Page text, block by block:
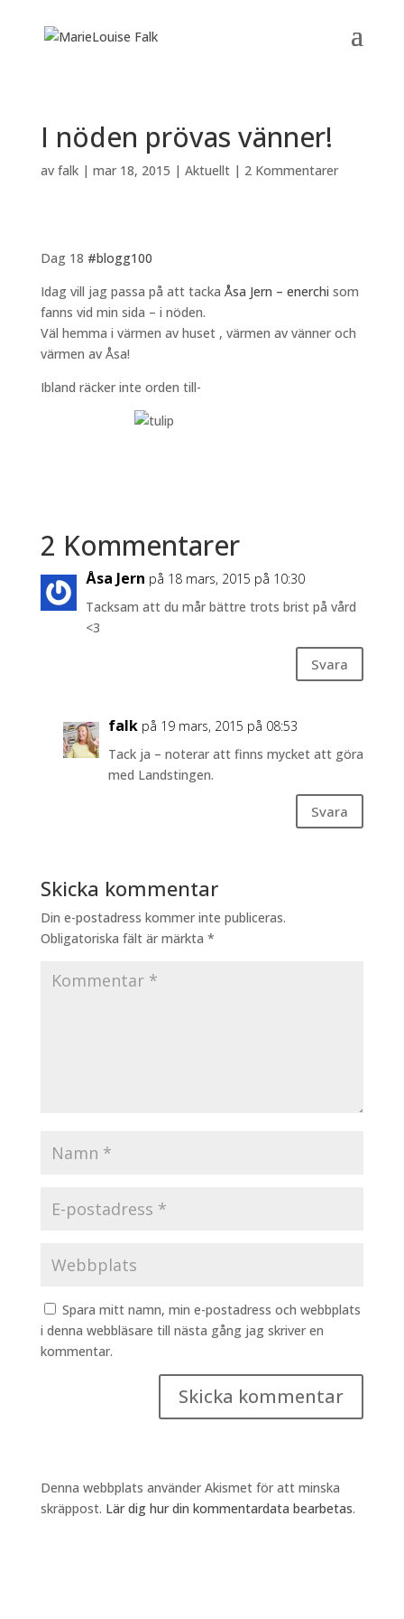
I nöden prövas vänner!
av falk| mar 18, 2015 | Aktuellt| 2 Kommentarer
Dag 18 #blogg100
Idag vill jag passa på att tacka Åsa Jern – enerchi som
fanns vid min sida – i nöden.
Väl hemma i värmen av huset , värmen av vänner och
värmen av Åsa!
Ibland räcker inte orden till-
2 Kommentarer
Åsa Jern på 18 mars, 2015 på 10:30
Tacksam att du mår bättre trots brist på vård
<3
Svara
falk på 19 mars, 2015 på 08:53
Tack ja – noterar att finns mycket att göra
med Landstingen.
Svara
Skicka kommentar
Din e-postadress kommer inte publiceras.
Obligatoriska fält är märkta *
Spara mitt namn, min e-postadress och webbplats
i denna webbläsare till nästa gång jag skriver en
kommentar.
Denna webbplats använder Akismet för att minska
skräppost. Lär dig hur din kommentardata bearbetas.